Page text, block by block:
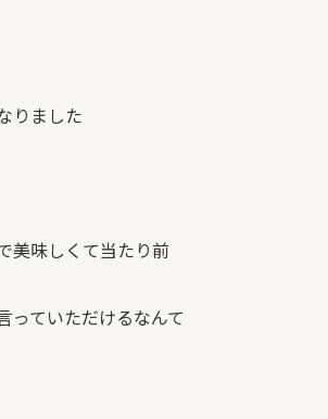
りました
美味しくて当たり前
っていただけるなんて